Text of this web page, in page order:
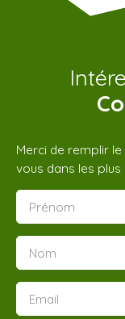
Merci de remplir
vous dans les
Prénom
Nom
Email